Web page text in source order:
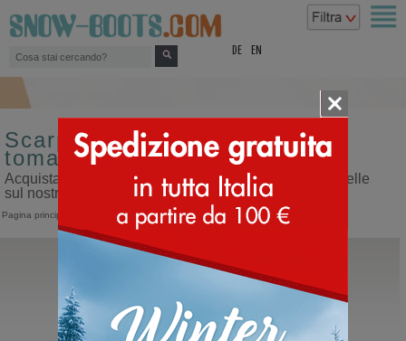
DE EN
Scarpe sportive da bambino
tomaia di similpelle
Acquista scarpe sportive da bambino tomaia di similpelle
sul nostro sito dedicato ai doposci
Pagina principale Bambino> Scarpe sportive
Moon Boot®
Junior JTrack Polar